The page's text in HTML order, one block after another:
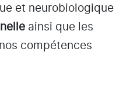
et neurobiologique
ainsi que les
compétences